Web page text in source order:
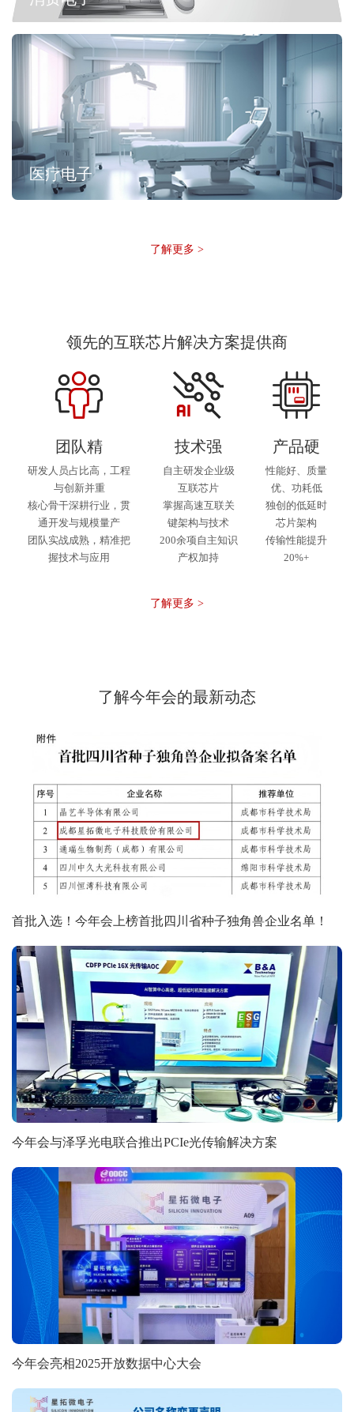
医疗电子
了解更多 >
领先的互联芯片解决方案提供商
团队精
研发人员占比高，工程
与创新并重
核心骨干深耕行业，贯
通开发与规模量产
团队实战成熟，精准把
握技术与应用
技术强
自主研发企业级
互联芯片
掌握高速互联关
键架构与技术
200余项自主知识
产权加持
产品硬
性能好、质量
优、功耗低
独创的低延时
芯片架构
传输性能提升
20%+
了解更多 >
了解今年会的最新动态
首批入选！今年会上榜首批四川省种子独角兽企业名单！
今年会与泽孚光电联合推出PCIe光传输解决方案
今年会亮相2025开放数据中心大会